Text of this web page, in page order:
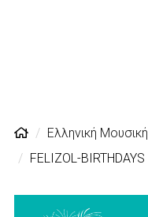
Ελληνική Μουσική
FELIZOL-BIRTHDAYS